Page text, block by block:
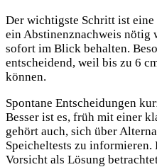
Der wichtigste Schritt ist eine
ein Abstinenznachweis nötig
sofort im Blick behalten.
entscheidend, weil bis zu 6
können.
Spontane Entscheidungen
Besser ist es, früh mit einer
gehört auch, sich über
Speicheltests zu
Vorsicht als Lösung